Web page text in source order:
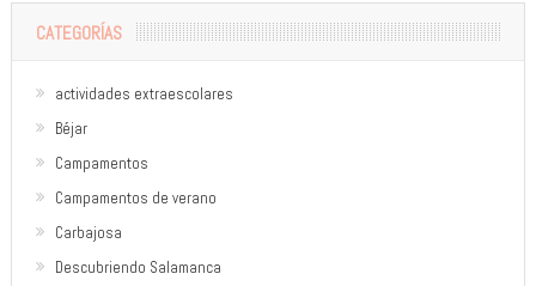
CATEGORÍAS
actividades extraescolares
Béjar
Campamentos
Campamentos de verano
Carbajosa
Descubriendo Salamanca